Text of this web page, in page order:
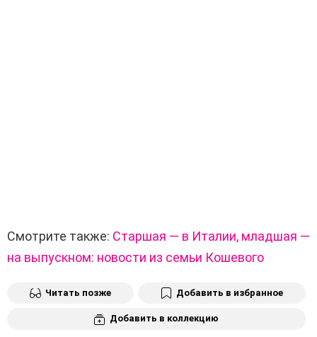
Смотрите также: Старшая — в Италии, младшая —
на выпускном: новости из семьи Кошевого
Читать позже Добавить в избранное
Добавить в коллекцию